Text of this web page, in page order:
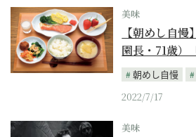
美味
【朝めし自
園長・71歳）
朝めし自慢
2022/7/17
美味